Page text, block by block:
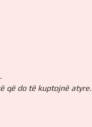
që do të kuptojnë atyre.